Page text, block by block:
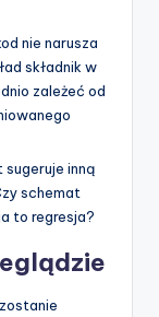
nie narusza
składnik w
zależeć od
sugeruje inną
schemat
to regresja?